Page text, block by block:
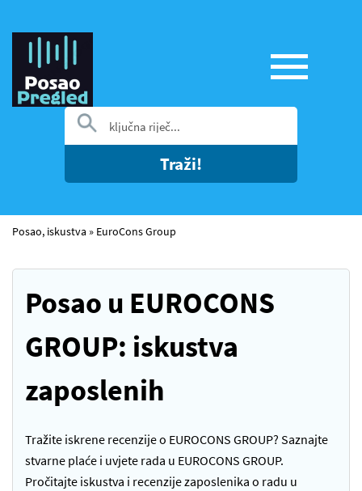
Traži!
Posao, iskustva » EuroCons Group
Posao u EUROCONS
GROUP: iskustva
zaposlenih
Tražite iskrene recenzije o EUROCONS GROUP? Saznajte
stvarne plaće i uvjete rada u EUROCONS GROUP.
Pročitajte iskustva i recenzije zaposlenika o radu u